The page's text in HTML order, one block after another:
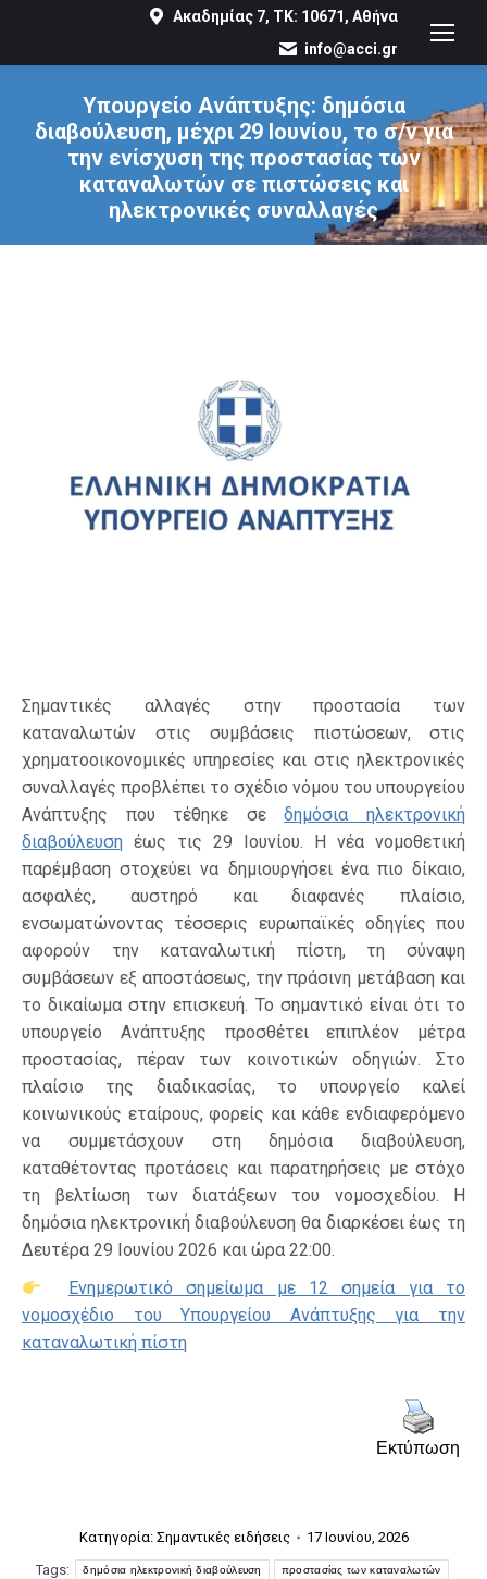
Ακαδημίας 7, ΤΚ: 10671, Αθήνα
info@acci.gr
Υπουργείο Ανάπτυξης: δημόσια
διαβούλευση, μέχρι 29 Ιουνίου, το σ/ν για
την ενίσχυση της προστασίας των
καταναλωτών σε πιστώσεις και
ηλεκτρονικές συναλλαγές
You are here:
Σημαντικές αλλαγές στην προστασία των
καταναλωτών στις συμβάσεις πιστώσεων, στις
χρηματοοικονομικές υπηρεσίες και στις ηλεκτρονικές
συναλλαγές προβλέπει το σχέδιο νόμου του υπουργείου
Ανάπτυξης που τέθηκε σεδημόσια ηλεκτρονική
διαβούλευση έως τις 29 Ιουνίου. Η νέα νομοθετική
παρέμβαση στοχεύει να δημιουργήσει ένα πιο δίκαιο,
ασφαλές, αυστηρό και διαφανές πλαίσιο,
ενσωματώνοντας τέσσερις ευρωπαϊκές οδηγίες που
αφορούν την καταναλωτική πίστη, τη σύναψη
συμβάσεων εξ αποστάσεως, την πράσινη μετάβαση και
το δικαίωμα στην επισκευή. Το σημαντικό είναι ότι το
υπουργείο Ανάπτυξης προσθέτει επιπλέον μέτρα
προστασίας, πέραν των κοινοτικών οδηγιών. Στο
πλαίσιο της διαδικασίας, το υπουργείο καλεί
κοινωνικούς εταίρους, φορείς και κάθε ενδιαφερόμενο
να συμμετάσχουν στη δημόσια διαβούλευση,
καταθέτοντας προτάσεις και παρατηρήσεις με στόχο
τη βελτίωση των διατάξεων του νομοσχεδίου. Η
δημόσια ηλεκτρονική διαβούλευση θα διαρκέσει έως τη
Δευτέρα 29 Ιουνίου 2026 και ώρα 22:00.
Ενημερωτικό σημείωμα με 12 σημεία για το
νομοσχέδιο του Υπουργείου Ανάπτυξης για την
καταναλωτική πίστη
Εκτύπωση
Κατηγορία: Σημαντικές ειδήσεις
17 Ιουνίου, 2026
Tags:
δημόσια ηλεκτρονική διαβούλευση προστασίας των καταναλωτών